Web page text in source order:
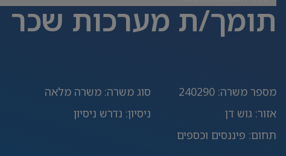
תומך/ת מערכות שכר
מספר משרה:
240290 סוג משרה: משרה מלאה
אזור: גוש דן ניסיון: נדרש ניסיון
תחום: פיננסים וכספים